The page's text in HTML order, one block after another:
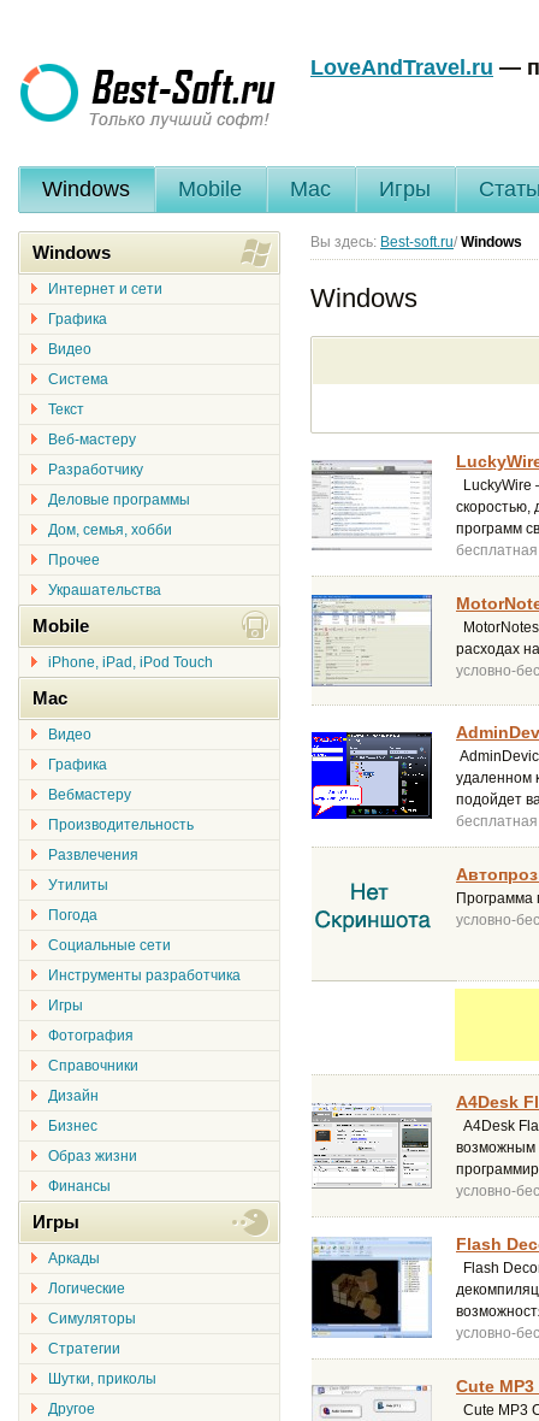
LoveAndTravel.ru —
Windows Mobile Mac Игры
Вы здесь: Best-soft.ru/ Windows
Windows
LuckyWire
скоростью,
программ
бесплатная
расходах
условно-
удаленном
подойдет
бесплатная
Программа
условно-
A4Desk
A4Desk
возможным
условно-
Flash
Flash
условно-
Cute
Cute MP3
Windows
Интернет и сети
Графика
Видео
Система
Текст
Веб-мастеру
Разработчику
Деловые программы
Дом, семья, хобби
Прочее
Украшательства
Mobile
iPhone, iPad, iPod Touch
Mac
Видео
Графика
Вебмастеру
Производительность
Развлечения
Утилиты
Погода
Социальные сети
Инструменты разработчика
Игры
Фотография
Справочники
Дизайн
Бизнес
Образ жизни
Финансы
Игры
Аркады
Логические
Симуляторы
Стратегии
Шутки, приколы
Другое